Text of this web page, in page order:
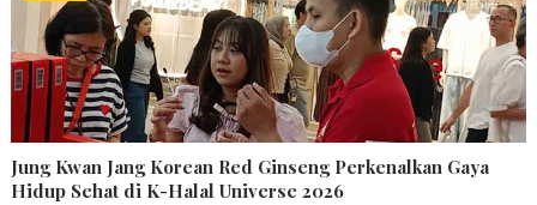
Jung Kwan Jang Korean Red Ginseng Perkenalkan Gaya
Hidup Sehat di K-Halal Universe 2026